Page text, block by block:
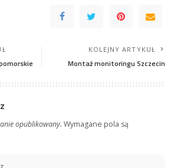
KOLEJNY ARTYKUŁ
Montaż monitoringu Szczecin
opublikowany. Wymagane pola są